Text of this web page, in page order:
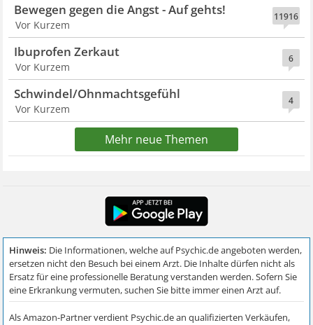
11916
Bewegen gegen die Angst - Auf gehts!
Vor Kurzem
6
Ibuprofen Zerkaut
Vor Kurzem
4
Schwindel/Ohnmachtsgefühl
Vor Kurzem
Mehr neue Themen